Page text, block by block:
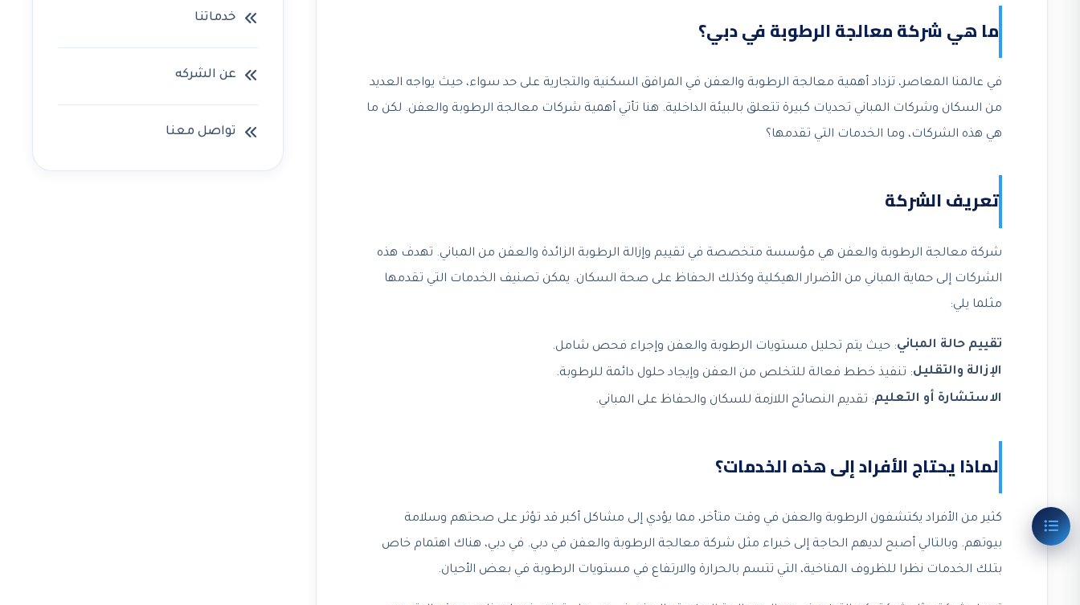
ما هي شركة معالجة الرطوبة في دبي؟
في عالمنا المعاصر، تزداد أهمية معالجة الرطوبة والعفن في المرافق السكنية والتجارية على حد سواء، حيث يواجه العديد
من السكان وشركات المباني تحديات كبيرة تتعلق بالبيئة الداخلية. هنا تأتي أهمية شركات معالجة الرطوبة والعفن. لكن ما
هي هذه الشركات، وما الخدمات التي تقدمها؟
تعريف الشركة
شركة معالجة الرطوبة والعفن هي مؤسسة متخصصة في تقييم وإزالة الرطوبة الزائدة والعفن من المباني. تهدف هذه
الشركات إلى حماية المباني من الأضرار الهيكلية وكذلك الحفاظ على صحة السكان. يمكن تصنيف الخدمات التي تقدمها
مثلما يلي:
تقييم حالة المباني: حيث يتم تحليل مستويات الرطوبة والعفن وإجراء فحص شامل.
الإزالة والتقليل: تنفيذ خطط فعالة للتخلص من العفن وإيجاد حلول دائمة للرطوبة.
الاستشارة أو التعليم: تقديم النصائح اللازمة للسكان والحفاظ على المباني.
لماذا يحتاج الأفراد إلى هذه الخدمات؟
كثير من الأفراد يكتشفون الرطوبة والعفن في وقت متأخر، مما يؤدي إلى مشاكل أكبر قد تؤثر على صحتهم وسلامة
بيوتهم. وبالتالي أصبح لديهم الحاجة إلى خبراء مثل شركة معالجة الرطوبة والعفن في دبي. في دبي، هناك اهتمام خاص
بتلك الخدمات نظرا للظروف المناخية، التي تتسم بالحرارة والارتفاع في مستويات الرطوبة في بعض الأحيان.
خدماتنا
عن الشركه
تواصل معنا